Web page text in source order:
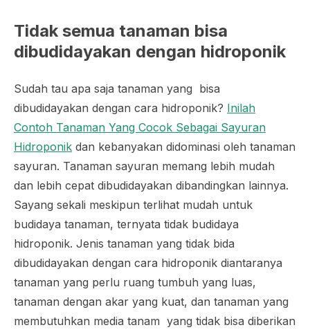
Tidak semua tanaman bisa
dibudidayakan dengan hidroponik
Sudah tau apa saja tanaman yang bisa
dibudidayakan dengan cara hidroponik? Inilah
Contoh Tanaman Yang Cocok Sebagai Sayuran
Hidroponik dan kebanyakan didominasi oleh tanaman
sayuran. Tanaman sayuran memang lebih mudah
dan lebih cepat dibudidayakan dibandingkan lainnya.
Sayang sekali meskipun terlihat mudah untuk
budidaya tanaman, ternyata tidak budidaya
hidroponik. Jenis tanaman yang tidak bida
dibudidayakan dengan cara hidroponik diantaranya
tanaman yang perlu ruang tumbuh yang luas,
tanaman dengan akar yang kuat, dan tanaman yang
membutuhkan media tanam yang tidak bisa diberikan